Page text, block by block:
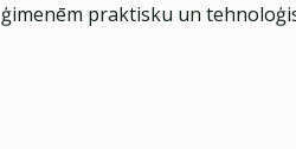
ģimenēm praktisku un